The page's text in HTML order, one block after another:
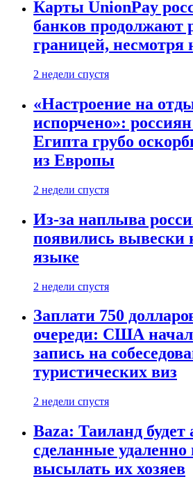
Карты UnionPay
банков продолжают
границей,
2 недели спустя
«Настроение на
испорчено»:
Египта грубо
из Европы
2 недели спустя
Из-за наплыва
появились вывески
языке
2 недели спустя
Заплати 750
очереди: США
запись на
туристических виз
2 недели спустя
Baza: Таиланд будет
сделанные
высылать их хозяев